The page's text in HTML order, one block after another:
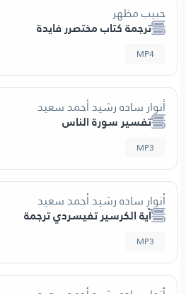
مظهر
كتاب مختصرر فايدة
ساده رشيد أحمد سعيد
سورة الناس
ساده رشيد أحمد سعيد
الكرسير تفيسردي ترجمة